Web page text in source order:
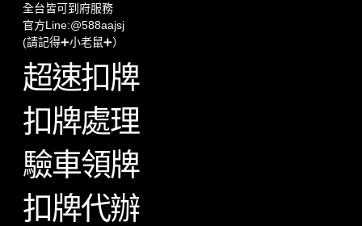
全台皆可到府服務
官方Line:@588aajsj
(請記得➕小老鼠➕）
超速扣牌
扣牌處理
驗車領牌
扣牌代辦